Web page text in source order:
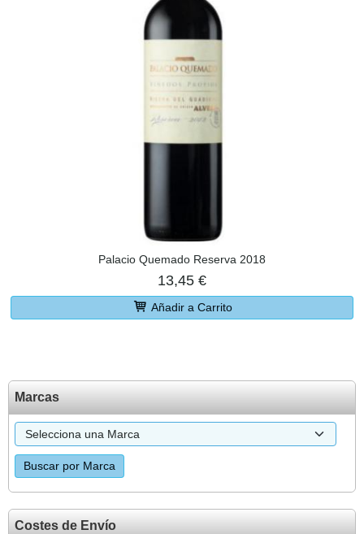
Marcas
Costes de Envío
Palacio Quemado Reserva 2018
13,45 €
Añadir a Carrito